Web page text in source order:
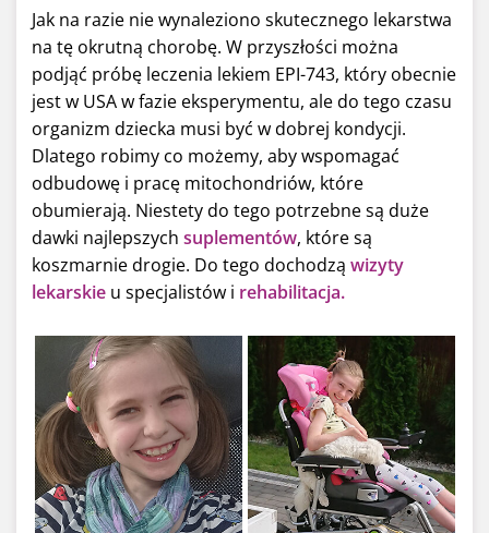
Jak na razie nie wynaleziono skutecznego lekarstwa
na tę okrutną chorobę. W przyszłości można
podjąć próbę leczenia lekiem EPI-743, który obecnie
jest w USA w fazie eksperymentu, ale do tego czasu
organizm dziecka musi być w dobrej kondycji.
Dlatego robimy co możemy, aby wspomagać
odbudowę i pracę mitochondriów, które
obumierają. Niestety do tego potrzebne są duże
dawki najlepszych suplementów, które są
koszmarnie drogie. Do tego dochodzą wizyty
lekarskie u specjalistów i rehabilitacja.